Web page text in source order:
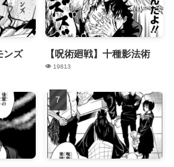
ンズ 【呪術廻戦】十種影法術
19813